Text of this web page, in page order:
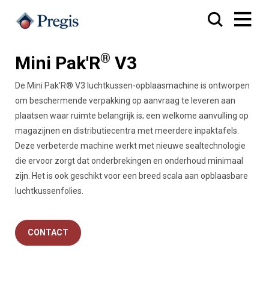
Mini Pak'R® V3
De Mini Pak'R® V3 luchtkussen-opblaasmachine is ontworpen
om beschermende verpakking op aanvraag te leveren aan
plaatsen waar ruimte belangrijk is; een welkome aanvulling op
magazijnen en distributiecentra met meerdere inpaktafels.
Deze verbeterde machine werkt met nieuwe sealtechnologie
die ervoor zorgt dat onderbrekingen en onderhoud minimaal
zijn. Het is ook geschikt voor een breed scala aan opblaasbare
luchtkussenfolies.
CONTACT